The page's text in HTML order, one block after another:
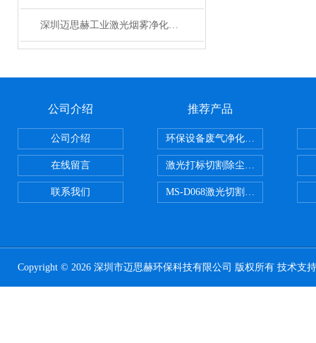
深圳迈思赫工业激光烟雾净化器 焊锡艾灸排烟除味设备 厂家直销
公司介绍
公司介绍
在线留言
联系我们
推荐产品
环保设备废气净化处理设备
激光打标切割除尘设备
MS-D068激光切割亚克力烟雾净化
Copyright © 2026 深圳市迈思赫环保科技有限公司 版权所有 技术支